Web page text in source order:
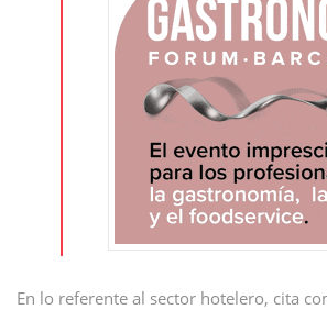
En lo referente al sector hotelero, cita